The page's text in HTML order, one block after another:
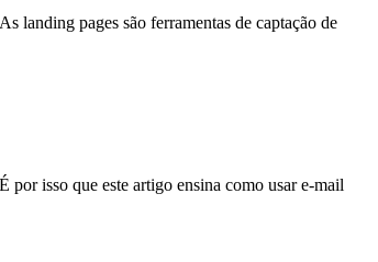
landing pages são ferramentas de captação de
isso que este artigo ensina como usar e-mail